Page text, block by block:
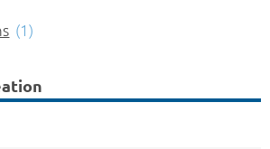
(1)